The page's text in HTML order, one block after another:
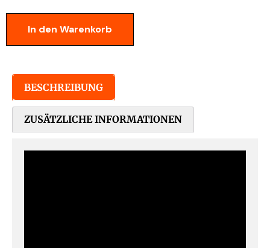
In den Warenkorb
BESCHREIBUNG
ZUSÄTZLICHE INFORMATIONEN